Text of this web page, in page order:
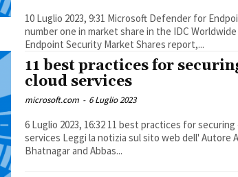
10 Luglio 2023, 9:31 Microsoft Defender for Endpoint is ranked
number one in market share in the IDC
Endpoint Security Market Shares report,...
11 best practices for
cloud services
microsoft.com - 6 Luglio 2023
6 Luglio 2023, 16:32 11 best practices for securing data in cloud
services Leggi la notizia sul sito web dell' Autore Autore : Pramiti
Bhatnagar and Abbas...